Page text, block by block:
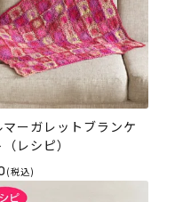
マーガレットブランケ
レシピ）
(税込)